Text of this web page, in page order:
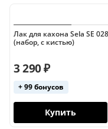
Лак для кахона Sela SE 028
(набор, с кистью)
3 290 ₽
+ 99 бонусов